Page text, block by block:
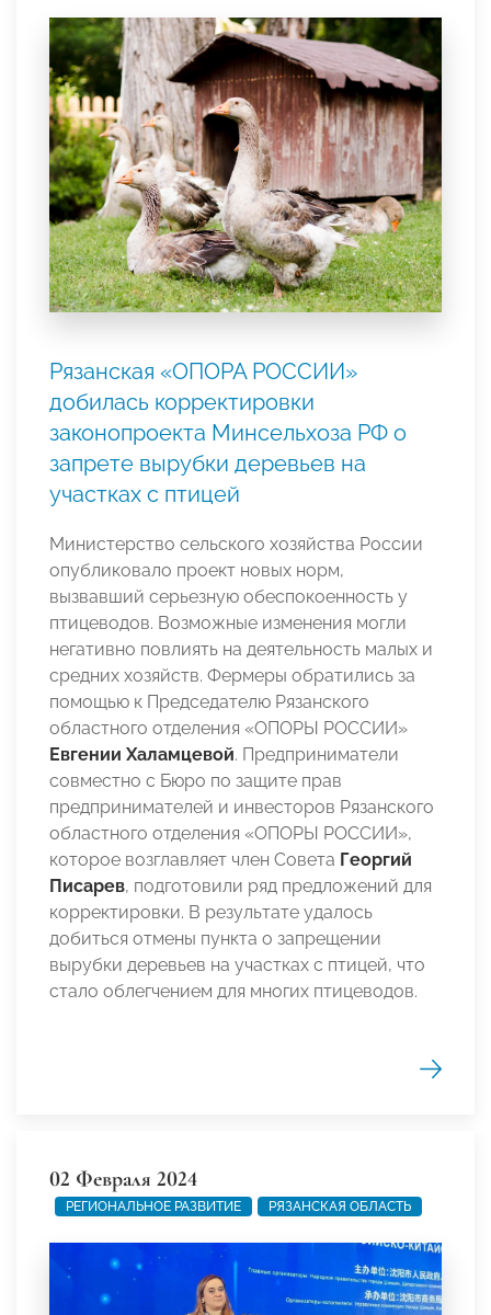
Рязанская «ОПОРА РОССИИ»
добилась корректировки
законопроекта Минсельхоза РФ о
запрете вырубки деревьев на
участках с птицей
Министерство сельского хозяйства России
опубликовало проект новых норм,
вызвавший серьезную обеспокоенность у
птицеводов. Возможные изменения могли
негативно повлиять на деятельность малых и
средних хозяйств. Фермеры обратились за
помощью к Председателю Рязанского
областного отделения «ОПОРЫ РОССИИ»
Евгении Халамцевой. Предприниматели
совместно с Бюро по защите прав
предпринимателей и инвесторов Рязанского
областного отделения «ОПОРЫ РОССИИ»,
которое возглавляет член Совета Георгий
Писарев, подготовили ряд предложений для
корректировки. В результате удалось
добиться отмены пункта о запрещении
вырубки деревьев на участках с птицей, что
стало облегчением для многих птицеводов.
02 Февраля 2024
РЕГИОНАЛЬНОЕ РАЗВИТИЕ РЯЗАНСКАЯ ОБЛАСТЬ